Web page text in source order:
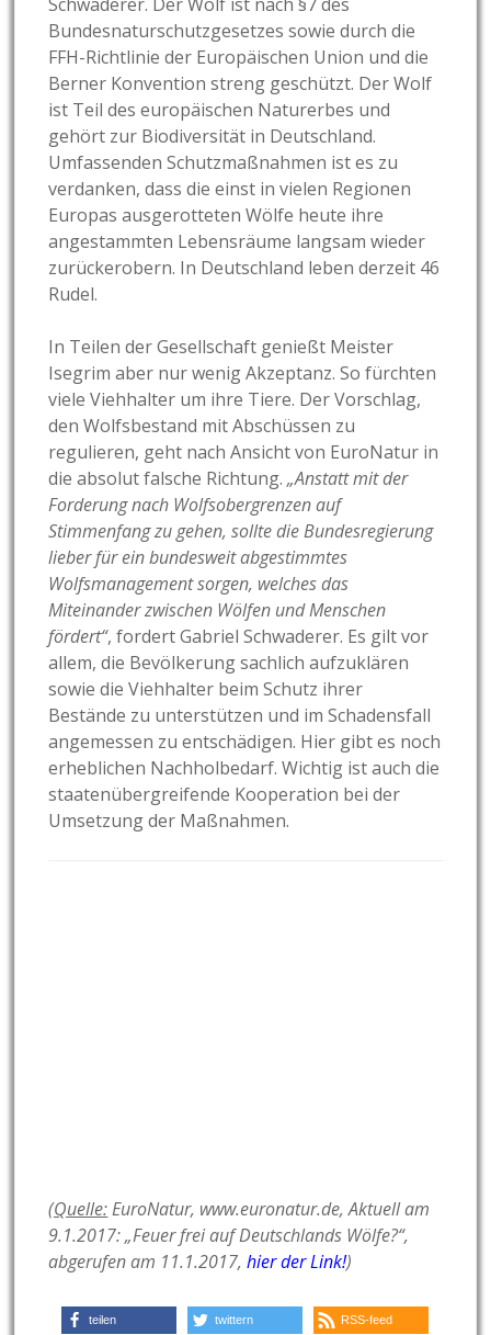
Bundesnaturschutzgesetzes sowie durch die
FFH-Richtlinie der Europäischen Union und die
Berner Konvention streng geschützt. Der Wolf
ist Teil des europäischen Naturerbes und
gehört zur Biodiversität in Deutschland.
Umfassenden Schutzmaßnahmen ist es zu
verdanken, dass die einst in vielen Regionen
Europas ausgerotteten Wölfe heute ihre
angestammten Lebensräume langsam wieder
zurückerobern. In Deutschland leben derzeit 46
Rudel.
In Teilen der Gesellschaft genießt Meister
Isegrim aber nur wenig Akzeptanz. So fürchten
viele Viehhalter um ihre Tiere. Der Vorschlag,
den Wolfsbestand mit Abschüssen zu
regulieren, geht nach Ansicht von EuroNatur in
die absolut falsche Richtung.„Anstatt mit der
Forderung nach Wolfsobergrenzen auf
Stimmenfang zu gehen, sollte die Bundesregierung
lieber für ein bundesweit abgestimmtes
Wolfsmanagement sorgen, welches das
Miteinander zwischen Wölfen und Menschen
fördert“, fordert Gabriel Schwaderer. Es gilt vor
allem, die Bevölkerung sachlich aufzuklären
sowie die Viehhalter beim Schutz ihrer
Bestände zu unterstützen und im Schadensfall
angemessen zu entschädigen. Hier gibt es noch
erheblichen Nachholbedarf. Wichtig ist auch die
staatenübergreifende Kooperation bei der
Umsetzung der Maßnahmen.
(Quelle:EuroNatur, www.euronatur.de, Aktuell am
9.1.2017: „Feuer frei auf Deutschlands Wölfe?“,
abgerufen am 11.1.2017,hier der Link!)
teilen twittern RSS-feed